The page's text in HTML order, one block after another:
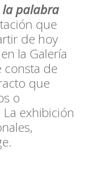
palabra
que
de hoy
en la Galería
de
que
o
exhibición